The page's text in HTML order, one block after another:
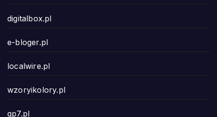
digitalbox.pl
e-bloger.pl
localwire.pl
wzoryikolory.pl
gp7.pl